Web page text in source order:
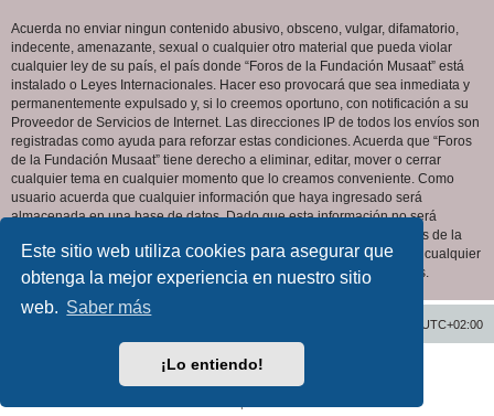
Este sitio web utiliza cookies para asegurar que
obtenga la mejor experiencia en nuestro sitio
web. Saber más
¡Lo entiendo!
Acuerda no enviar ningun contenido abusivo, obsceno, vulgar, difamatorio,
indecente, amenazante, sexual o cualquier otro material que pueda violar
cualquier ley de su país, el país donde “Foros de la Fundación Musaat” está
instalado o Leyes Internacionales. Hacer eso provocará que sea inmediata y
permanentemente expulsado y, si lo creemos oportuno, con notificación a su
Proveedor de Servicios de Internet. Las direcciones IP de todos los envíos son
registradas como ayuda para reforzar estas condiciones. Acuerda que “Foros
de la Fundación Musaat” tiene derecho a eliminar, editar, mover o cerrar
cualquier tema en cualquier momento que lo creamos conveniente. Como
usuario acuerda que cualquier información que haya ingresado será
almacenada en una base de datos. Dado que esta información no será
compartida con ninguna tercera parte sin su consentimiento, ni “Foros de la
Fundación Musaat” ni phpBB podrán considerarse responsables por cualquier
intento de hacking que conlleve a que los datos sean comprometidos.
UTC+02:00
Desarrollado porphpBB® Forum Software © phpBB Limited
phpBB España